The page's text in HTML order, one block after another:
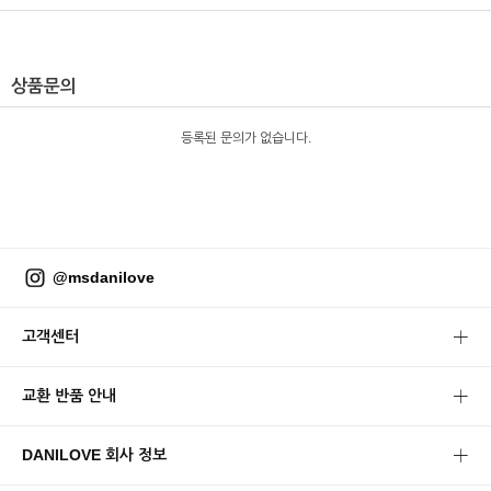
상품문의
등록된 문의가 없습니다.
@msdanilove
고객센터
교환 반품 안내
DANILOVE 회사 정보